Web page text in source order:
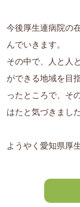
今後厚生連病院の
んでいきます。
その中で、人と人
ができる地域を目
ったところで、そ
はたと気づきました
ようやく愛知県厚